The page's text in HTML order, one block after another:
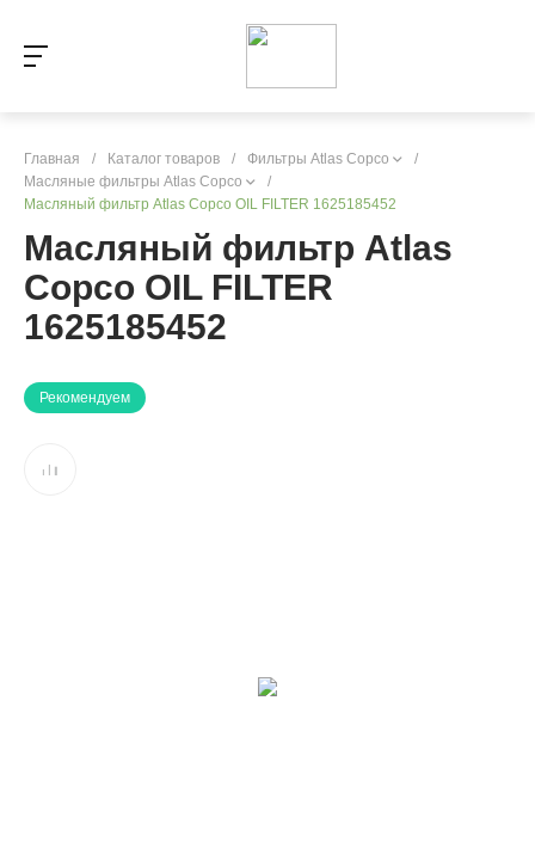
Главная / Каталог товаров / Фильтры Atlas Copco
/
Масляные фильтры Atlas Copco
/
Масляный фильтр Atlas Copco OIL FILTER 1625185452
Масляный фильтр Atlas
Copco OIL FILTER
1625185452
Рекомендуем